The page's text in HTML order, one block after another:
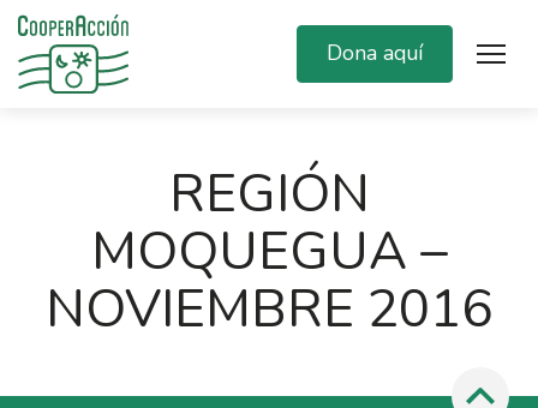
Dona aquí
REGIÓN
MOQUEGUA –
NOVIEMBRE 2016